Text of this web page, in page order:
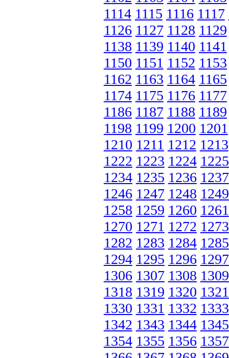
1114 1115 1116 1117
1126 1127 1128 1129
1138 1139 1140 1141
1150 1151 1152 1153
1162 1163 1164 1165
1174 1175 1176 1177
1186 1187 1188 1189
1198 1199 1200 1201
1210 1211 1212 1213
1222 1223 1224 1225
1234 1235 1236 1237
1246 1247 1248 1249
1258 1259 1260 1261
1270 1271 1272 1273
1282 1283 1284 1285
1294 1295 1296 1297
1306 1307 1308 1309
1318 1319 1320 1321
1330 1331 1332 1333
1342 1343 1344 1345
1354 1355 1356 1357